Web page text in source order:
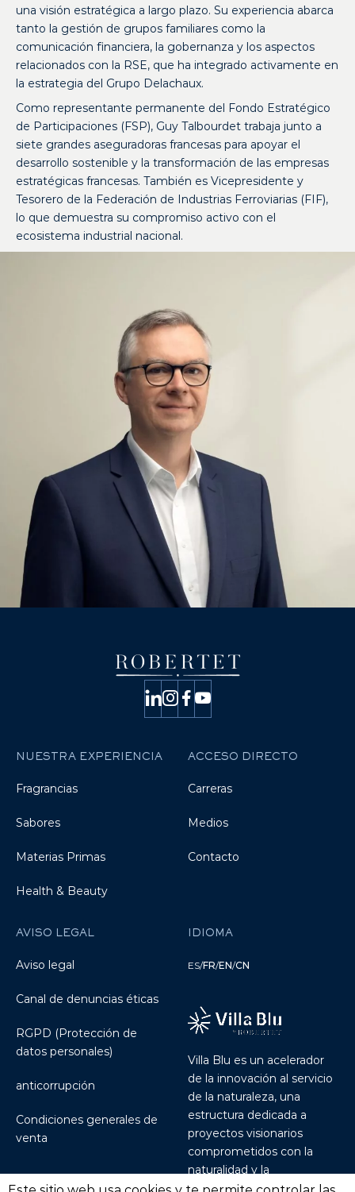
una visión estratégica a largo plazo. Su experiencia abarca
tanto la gestión de grupos familiares como la
comunicación financiera, la gobernanza y los aspectos
relacionados con la RSE, que ha integrado activamente en
la estrategia del Grupo Delachaux.
Como representante permanente del Fondo Estratégico
de Participaciones (FSP), Guy Talbourdet trabaja junto a
siete grandes aseguradoras francesas para apoyar el
desarrollo sostenible y la transformación de las empresas
estratégicas francesas. También es Vicepresidente y
Tesorero de la Federación de Industrias Ferroviarias (FIF),
lo que demuestra su compromiso activo con el
ecosistema industrial nacional.
NUESTRA EXPERIENCIA
Fragrancias
Sabores
Materias Primas
Health & Beauty
ACCESO DIRECTO
Carreras
Medios
Contacto
AVISO LEGAL
Aviso legal
Canal de denuncias éticas
RGPD (Protección de
datos personales)
anticorrupción
Condiciones generales de
venta
IDIOMA
/FR/EN
ES /CN
Villa Blu es un acelerador
de la innovación al servicio
de la naturaleza, una
estructura dedicada a
proyectos visionarios
comprometidos con la
naturalidad y la
sostenibilidad.Discover